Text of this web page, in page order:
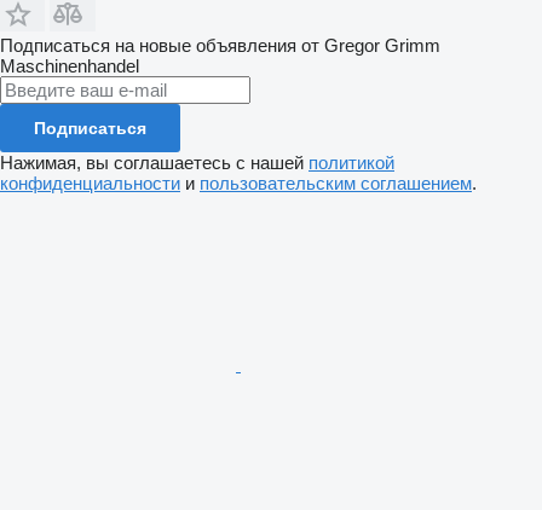
Подписаться на новые объявления от Gregor Grimm
Maschinenhandel
Подписаться
Нажимая, вы соглашаетесь с нашей политикой
конфиденциальности и пользовательским соглашением.